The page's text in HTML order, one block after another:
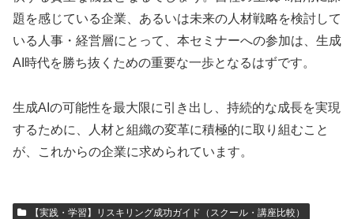
題を感じている企業、あるいは未来の人材戦略を検討して
いる人事・経営層にとって、本セミナーへの参加は、生成
AI時代を勝ち抜くための重要な一歩となるはずです。
生成AIの可能性を最大限に引き出し、持続的な成長を実現
するために、人材と組織の変革に積極的に取り組むこと
が、これからの企業に求められています。
【実践・学習】リスキリング成功ガイド（スクール・講座比較）